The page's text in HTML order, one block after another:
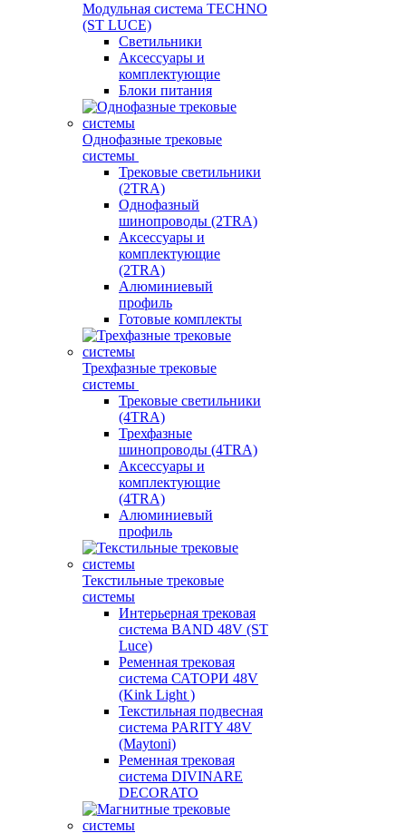
Модульная система TECHNO
(ST LUCE)
Светильники
Аксессуары и
комплектующие
Блоки питания
Однофазные трековые
системы
Трековые светильники
(2TRA)
Однофазный
шинопроводы (2TRA)
Аксессуары и
комплектующие
(2TRA)
Алюминиевый
профиль
Готовые комплекты
Трехфазные трековые
системы
Трековые светильники
(4TRA)
Трехфазные
шинопроводы (4TRA)
Аксессуары и
комплектующие
(4TRA)
Алюминиевый
профиль
Текстильные трековые
системы
Интерьерная трековая
система BAND 48V (ST
Luce)
Ременная трековая
система САТОРИ 48V
(Kink Light )
Текстильная подвесная
система PARITY 48V
(Maytoni)
Ременная трековая
система DIVINARE
DECORATO